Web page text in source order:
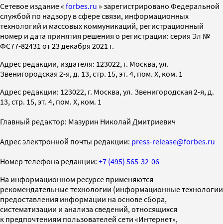
Cетевое издание « forbes.ru » зарегистрировано Федеральной
службой по надзору в сфере связи, информационных
технологий и массовых коммуникаций, регистрационный
номер и дата принятия решения о регистрации: серия Эл №
ФС77-82431 от 23 декабря 2021 г.
Адрес редакции, издателя: 123022, г. Москва, ул.
Звенигородская 2-я, д. 13, стр. 15, эт. 4, пом. X, ком. 1
Адрес редакции: 123022, г. Москва, ул. Звенигородская 2-я, д.
13, стр. 15, эт. 4, пом. X, ком. 1
Главный редактор: Мазурин Николай Дмитриевич
Адрес электронной почты редакции: press-release@forbes.ru
Номер телефона редакции: +7 (495) 565-32-06
На информационном ресурсе применяются
рекомендательные технологии (информационные технологии
предоставления информации на основе сбора,
систематизации и анализа сведений, относящихся
к предпочтениям пользователей сети «Интернет»,